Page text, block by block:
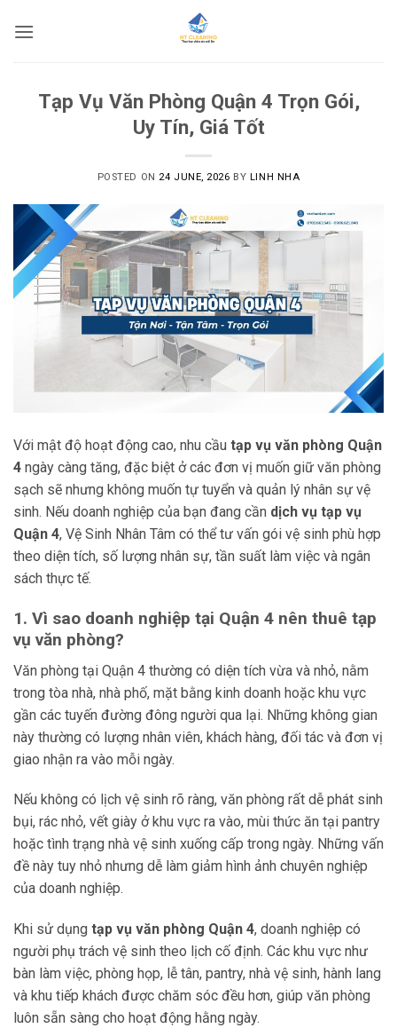
Tạp Vụ Văn Phòng Quận 4 Trọn Gói,
Uy Tín, Giá Tốt
POSTED ON 24 JUNE, 2026 BY LINH NHA
Với mật độ hoạt động cao, nhu cầu tạp vụ văn phòng Quận
4 ngày càng tăng, đặc biệt ở các đơn vị muốn giữ văn phòng
sạch sẽ nhưng không muốn tự tuyển và quản lý nhân sự vệ
sinh. Nếu doanh nghiệp của bạn đang cần dịch vụ tạp vụ
Quận 4, Vệ Sinh Nhân Tâm có thể tư vấn gói vệ sinh phù hợp
theo diện tích, số lượng nhân sự, tần suất làm việc và ngân
sách thực tế.
1. Vì sao doanh nghiệp tại Quận 4 nên thuê tạp
vụ văn phòng?
Văn phòng tại Quận 4 thường có diện tích vừa và nhỏ, nằm
trong tòa nhà, nhà phố, mặt bằng kinh doanh hoặc khu vực
gần các tuyến đường đông người qua lại. Những không gian
này thường có lượng nhân viên, khách hàng, đối tác và đơn vị
giao nhận ra vào mỗi ngày.
Nếu không có lịch vệ sinh rõ ràng, văn phòng rất dễ phát sinh
bụi, rác nhỏ, vết giày ở khu vực ra vào, mùi thức ăn tại pantry
hoặc tình trạng nhà vệ sinh xuống cấp trong ngày. Những vấn
đề này tuy nhỏ nhưng dễ làm giảm hình ảnh chuyên nghiệp
của doanh nghiệp.
Khi sử dụng tạp vụ văn phòng Quận 4, doanh nghiệp có
người phụ trách vệ sinh theo lịch cố định. Các khu vực như
bàn làm việc, phòng họp, lễ tân, pantry, nhà vệ sinh, hành lang
và khu tiếp khách được chăm sóc đều hơn, giúp văn phòng
luôn sẵn sàng cho hoạt động hằng ngày.